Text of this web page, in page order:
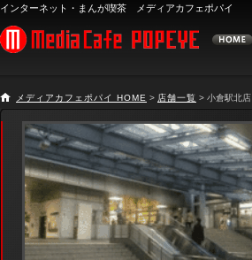
インターネット・まんが喫茶 メディアカフェポパイ
メディアカフェポパイ HOME > 店舗一覧 > 小倉駅北店